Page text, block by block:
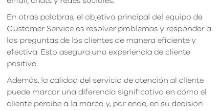
En otras palabras, el objetivo principal del equipo de
Customer Service es resolver problemas y responder a
las preguntas de los clientes de manera eficiente y
efectiva. Esto asegura una experiencia de cliente
positiva.
Además, la calidad del servicio de atención al cliente
puede marcar una diferencia significativa en cómo el
cliente percibe a la marca y, por ende, en su decisión